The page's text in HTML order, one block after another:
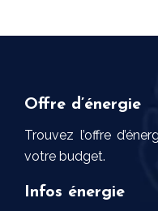
Offre d’énergie
Trouvez l’offre
votre budget.
Infos énergie